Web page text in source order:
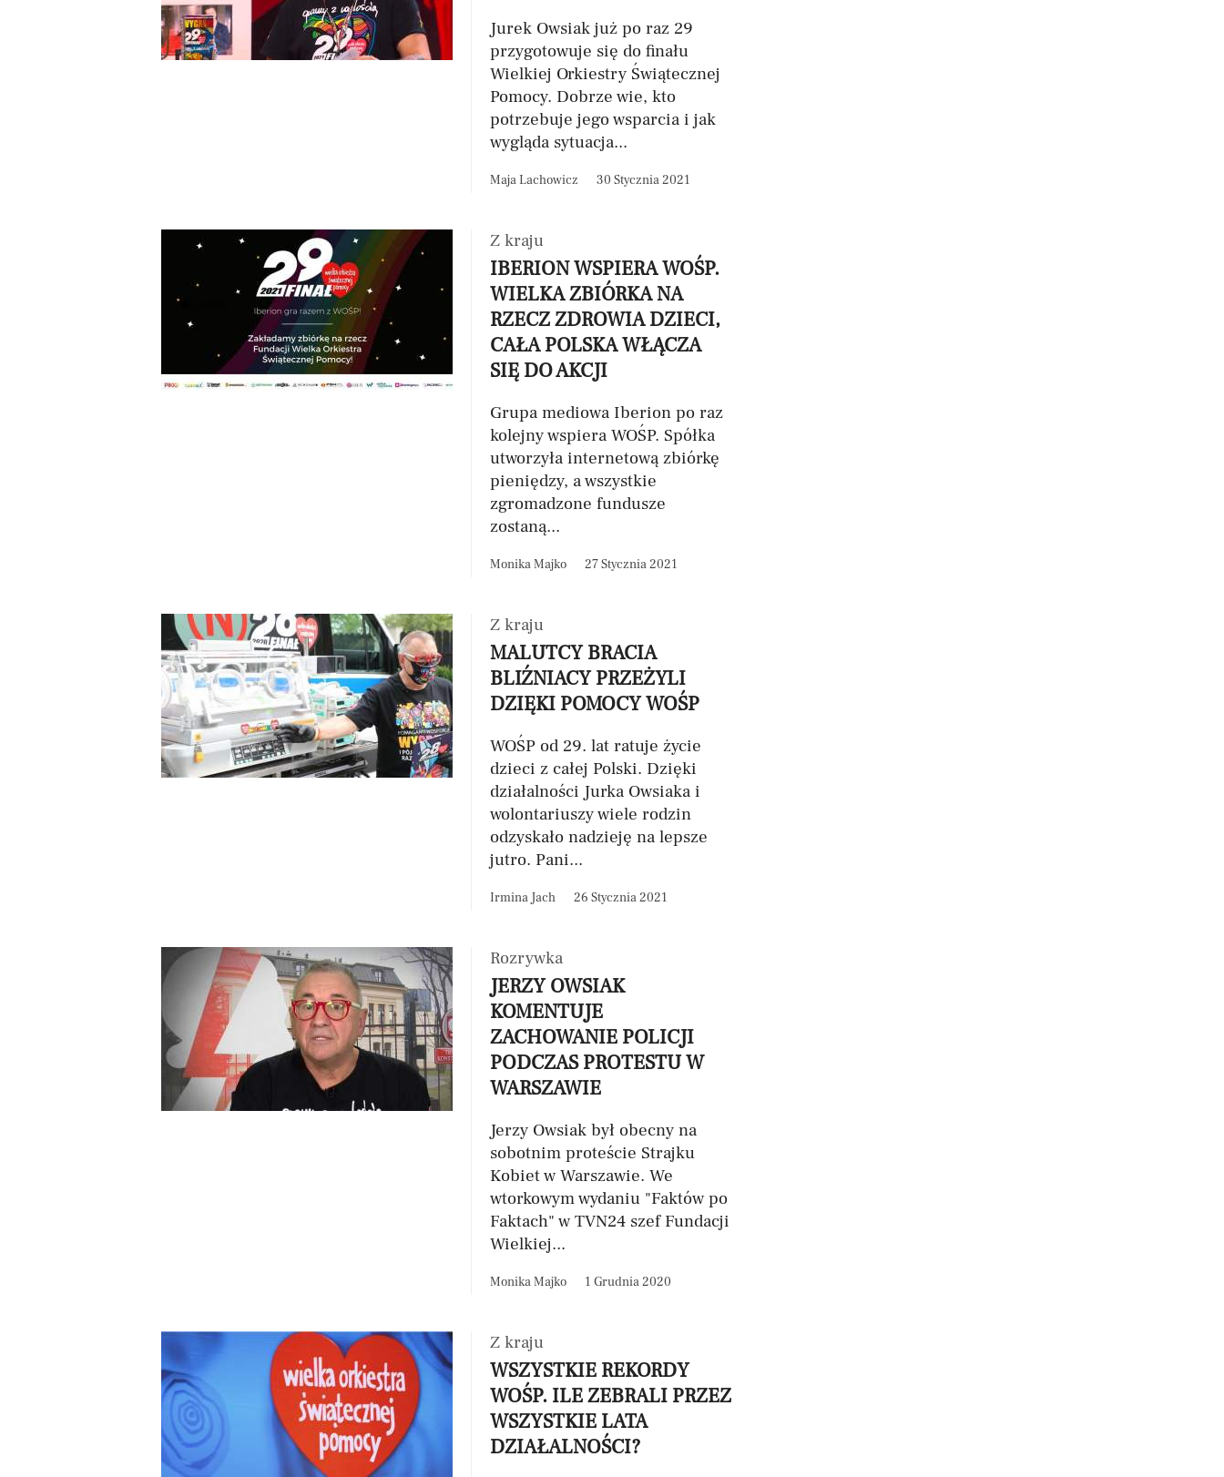
Jurek Owsiak już po raz 29
przygotowuje się do finału
Wielkiej Orkiestry Świątecznej
Pomocy. Dobrze wie, kto
potrzebuje jego wsparcia i jak
wygląda sytuacja...
Maja Lachowicz 30 Stycznia 2021
Z kraju
IBERION WSPIERA WOŚP.
WIELKA ZBIÓRKA NA
RZECZ ZDROWIA DZIECI,
CAŁA POLSKA WŁĄCZA
SIĘ DO AKCJI
Grupa mediowa Iberion po raz
kolejny wspiera WOŚP. Spółka
utworzyła internetową zbiórkę
pieniędzy, a wszystkie
zgromadzone fundusze
zostaną...
Monika Majko 27 Stycznia 2021
Z kraju
MALUTCY BRACIA
BLIŹNIACY PRZEŻYLI
DZIĘKI POMOCY WOŚP
WOŚP od 29. lat ratuje życie
dzieci z całej Polski. Dzięki
działalności Jurka Owsiaka i
wolontariuszy wiele rodzin
odzyskało nadzieję na lepsze
jutro. Pani...
Irmina Jach 26 Stycznia 2021
Rozrywka
JERZY OWSIAK
KOMENTUJE
ZACHOWANIE POLICJI
PODCZAS PROTESTU W
WARSZAWIE
Jerzy Owsiak był obecny na
sobotnim proteście Strajku
Kobiet w Warszawie. We
wtorkowym wydaniu "Faktów po
Faktach" w TVN24 szef Fundacji
Wielkiej...
Monika Majko 1 Grudnia 2020
Z kraju
WSZYSTKIE REKORDY
WOŚP. ILE ZEBRALI PRZEZ
WSZYSTKIE LATA
DZIAŁALNOŚCI?